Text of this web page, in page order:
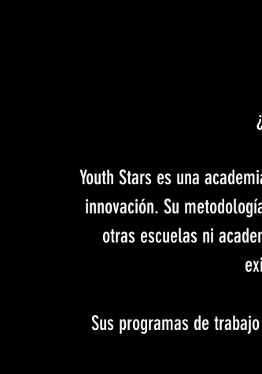
Youth Stars es una
innovación. Su
otras escuelas ni
Sus programas de